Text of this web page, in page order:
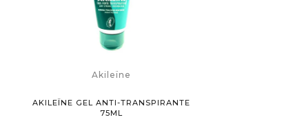
Akileïne
AKILEÏNE GEL ANTI-TRANSPIRANTE
75ML